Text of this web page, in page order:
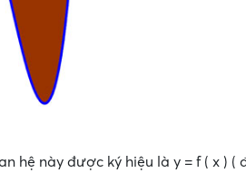
hệ này được ký hiệu là y = f ( x ) (